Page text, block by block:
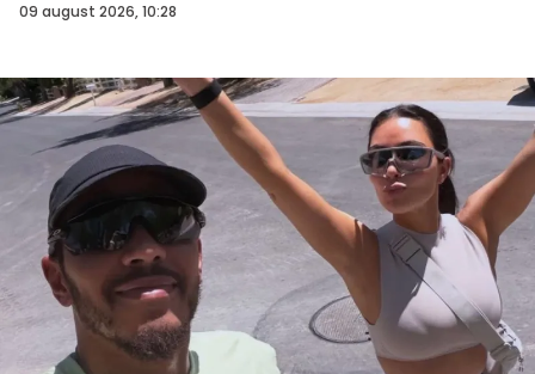
09 august 2026, 10:28